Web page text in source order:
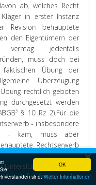
OK
sind.Weiter Informationen
ab, welches Recht
in erster Instanz
Revision behauptete
den Eigentümern der
vermag jedenfalls
muss doch bei
Übung der
Überzeugung
rechtlich geboten
durchgesetzt werden
§ 10 Rz 2).Für die
- insbesondere
- kam, muss aber
Rechtserwerb
Recht anzuwenden ist.
nichts vorgebracht.
Übung
×
bei der
Infos finden Sie hier >>